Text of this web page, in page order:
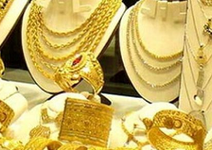
ماه
پیمان مولوی کیست؟/ از حمله به
سیاست‌های دولت چهاردهم تا طرفداری
مشروط از توافق با آمریکا